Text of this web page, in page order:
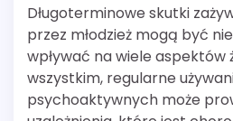
Długoterminowe skutki
przez młodzież mogą być
wpływać na wiele aspektów
wszystkim, regularne
psychoaktywnych może